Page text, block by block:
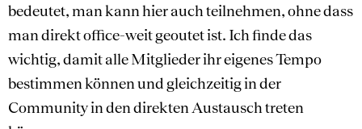
bedeutet, man kann hier auch teilnehmen, ohne dass
man direkt office-weit geoutet ist. Ich finde das
wichtig, damit alle Mitglieder ihr eigenes Tempo
bestimmen können und gleichzeitig in der
Community in den direkten Austausch treten